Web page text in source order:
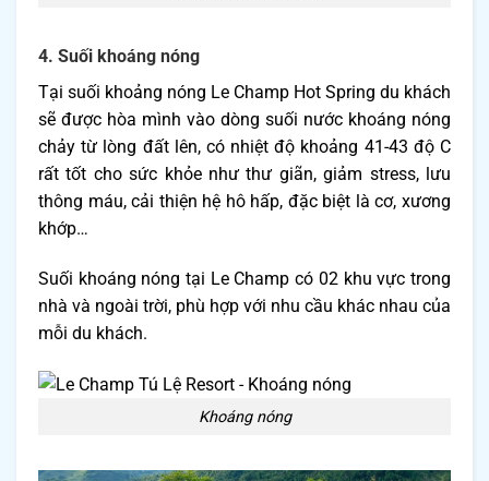
4. Suối khoáng nóng
Tại suối khoảng nóng Le Champ Hot Spring du khách
sẽ được hòa mình vào dòng suối nước khoáng nóng
chảy từ lòng đất lên, có nhiệt độ khoảng 41-43 độ C
rất tốt cho sức khỏe như thư giãn, giảm stress, lưu
thông máu, cải thiện hệ hô hấp, đặc biệt là cơ, xương
khớp…
Suối khoáng nóng tại Le Champ có 02 khu vực trong
nhà và ngoài trời, phù hợp với nhu cầu khác nhau của
mỗi du khách.
Khoáng nóng